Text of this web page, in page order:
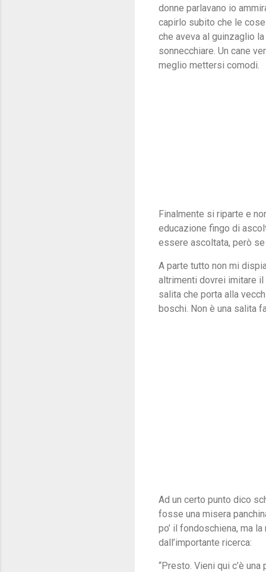
donne parlavano io
capirlo subito che le cose
che aveva al guinzaglio
sonnecchiare. Un cane
meglio mettersi comodi.
Finalmente si riparte e
educazione fingo di
essere ascoltata, però
A parte tutto non mi
altrimenti dovrei imitare il
salita che porta alla
boschi. Non è una salita
Ad un certo punto dico
fosse una misera
po’ il fondoschiena, ma
dall’importante ricerca:
“Presto. Vieni qui c’è una